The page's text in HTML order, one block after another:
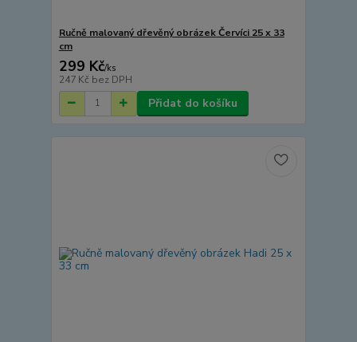
Ručně malovaný dřevěný obrázek Červíci 25 x 33
cm
299 Kč/ks
247 Kč bez DPH
Přidat do košíku